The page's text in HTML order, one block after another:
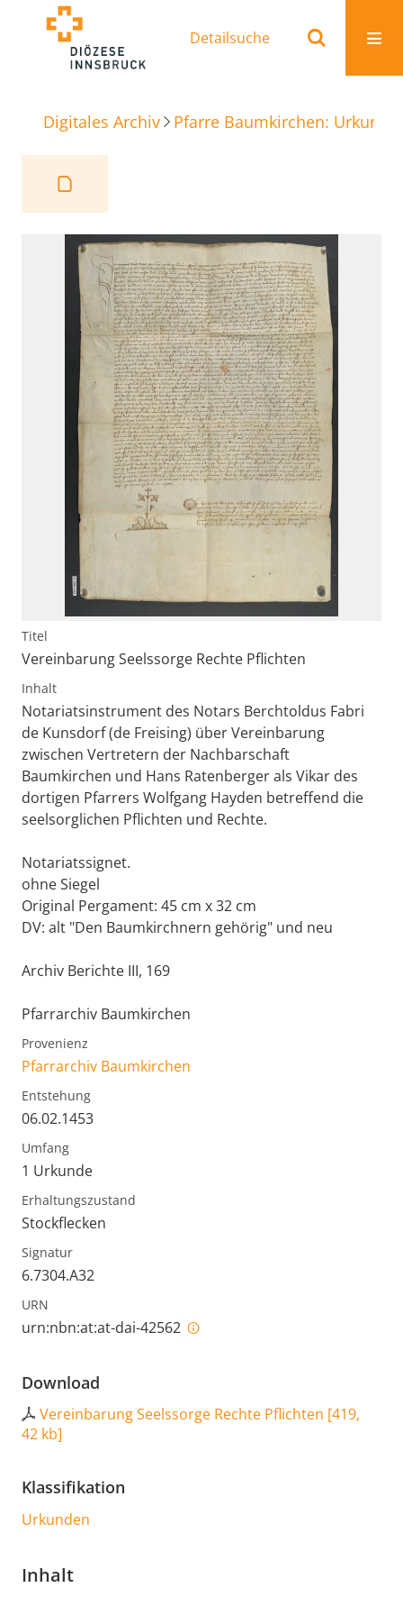
Detailsuche
Digitales Archiv Pfarre Baumkirchen:
Titel
Vereinbarung Seelssorge Rechte Pflichten
Inhalt
Notariatsinstrument des Notars Berchtoldus Fabri
de Kunsdorf (de Freising) über Vereinbarung
zwischen Vertretern der Nachbarschaft
Baumkirchen und Hans Ratenberger als Vikar des
dortigen Pfarrers Wolfgang Hayden betreffend die
seelsorglichen Pflichten und Rechte.
Notariatssignet.
ohne Siegel
Original Pergament: 45 cm x 32 cm
DV: alt "Den Baumkirchnern gehörig" und neu
Archiv Berichte III, 169
Pfarrarchiv Baumkirchen
Provenienz
Pfarrarchiv Baumkirchen
Entstehung
06.02.1453
Umfang
1 Urkunde
Erhaltungszustand
Stockflecken
Signatur
6.7304.A32
URN
urn:nbn:at:at-dai-42562
Download
Vereinbarung Seelssorge Rechte Pflichten [419,
42 kb]
Klassifikation
Urkunden
Inhalt